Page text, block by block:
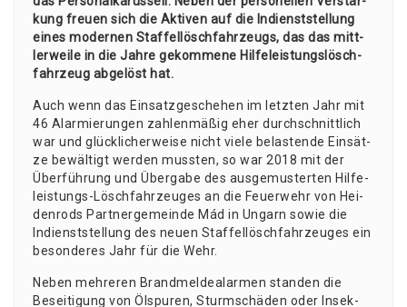
kung freu­en sich die Akti­ven auf die Indienst­stel­lung
eines moder­nen Staf­fel­lösch­fahr­zeugs, das das mitt­
ler­wei­le in die Jah­re gekom­me­ne Hil­fe­leis­tungs­lösch­
fahr­zeug abge­löst hat.
Auch wenn das Ein­satz­ge­sche­hen im letz­ten Jahr mit
46 Alar­mie­run­gen zah­len­mä­ßig eher durch­schnitt­lich
war und glück­li­cher­wei­se nicht vie­le belas­ten­de Ein­sät­
ze bewäl­tigt wer­den muss­ten, so war 2018 mit der
Über­füh­rung und Über­ga­be des aus­ge­mus­ter­ten Hil­fe­
leis­tungs-Lösch­fahr­zeu­ges an die Feu­er­wehr von Hei­
den­rods Part­ner­ge­mein­de Mád in Ungarn sowie die
Indienst­stel­lung des neu­en Staf­fel­lösch­fahr­zeu­ges ein
beson­de­res Jahr für die Wehr.
Neben meh­re­ren Brand­mel­de­alar­men stan­den die
Besei­ti­gung von Ölspu­ren, Sturm­schä­den oder Insek­